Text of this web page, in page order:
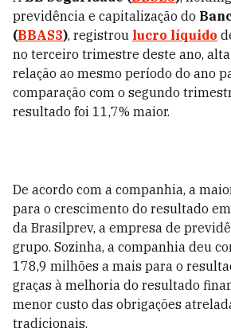
previdência e capitalização do
(BBAS3), registrou lucro líquido
no terceiro trimestre deste ano,
relação ao mesmo período do ano
comparação com o segundo
resultado foi 11,7% maior.
De acordo com a companhia, a
para o crescimento do resultado
da Brasilprev, a empresa de
grupo. Sozinha, a companhia deu
178,9 milhões a mais para o
graças à melhoria do resultado
menor custo das obrigações
tradicionais.